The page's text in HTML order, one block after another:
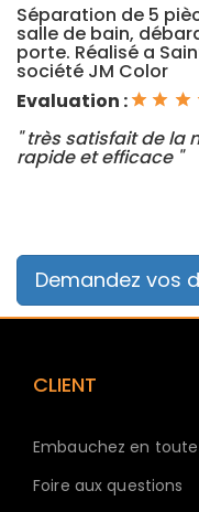
Séparation de 5
salle de bain,
porte. Réalisé a
société JM Color
Evaluation :
" très satisfait de la
rapide et efficace "
Demandez vos
CLIENT
Embauchez en
Foire aux questions